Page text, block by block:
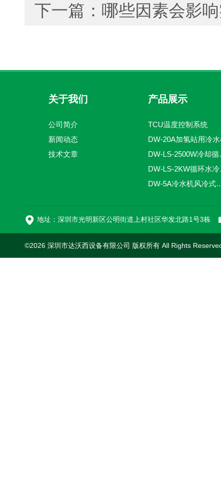
下一篇： 哪些因素会影
关于我们
公司简介
新闻动态
技术文章
产品展示
TCU温度控制系统
DW-20A加氢站用冷
DW-
DW-5A冷水机
地址：深圳市光明新区公明街道上村社区华发北路1号3栋
©2026 深圳市达沃西设备有限公司 版权所有 All Rights